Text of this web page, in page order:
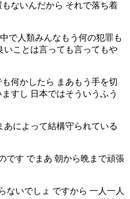
ないんだから それで落ち着
で人類みんなもう何の犯罪も
いことは言っても言ってもや
何かしたら まあもう手を切
すし 日本ではそういうふう
によって結構守られている
です でまあ 朝から晩まで頑張
ないでしょ ですから 一人一人